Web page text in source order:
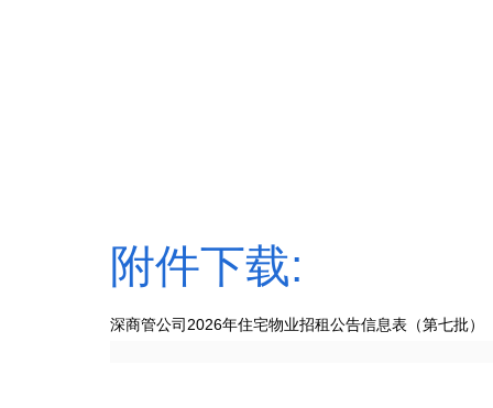
附件下载:
深商管公司2026年住宅物业招租公告信息表（第七批）